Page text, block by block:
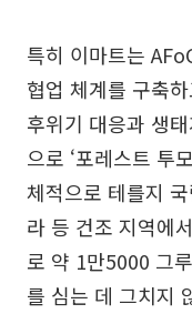
특히 이마트는
협업 체계를 구축
후위기 대응과 생
으로 ‘포레스트 투
체적으로 테를지
라 등 건조 지역에
로 약 1만5000 그
를 심는 데 그치지